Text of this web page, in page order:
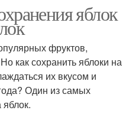
яблок
фруктов,
как сохранить яблоки на
их вкусом и
Один из самых